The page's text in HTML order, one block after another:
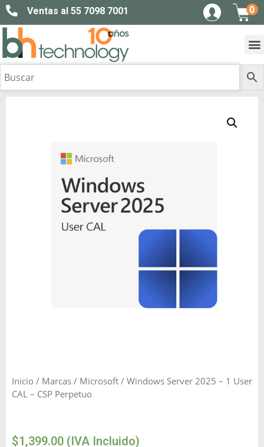
Ventas al 55 7098 7001 0
Inicio / Marcas / Microsoft / Windows Server 2025 – 1 User
CAL – CSP Perpetuo
$1,399.00 (IVA Incluido)